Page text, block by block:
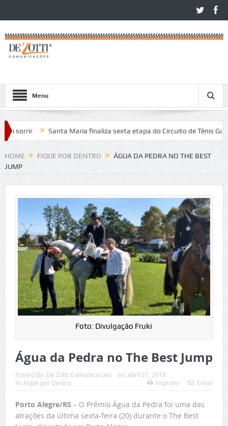
Menu
sorrir Santa Maria finaliza sexta etapa do Circuito de Tênis Gaúcho
no São Léo Open 2026
HOME FIQUE POR DENTRO
ÁGUA DA PEDRA NO THE BEST
JUMP
Foto: Divulgação Fruki
Água da Pedra no The Best Jump
Posted By: De Zotti Comunicacoes on: abril 21, 2018
In: Fique por Dentro Imprimir Email
Porto Alegre/RS – O Prêmio Água da Pedra foi uma das
atrações da última sexta-feira (20) durante o The Best